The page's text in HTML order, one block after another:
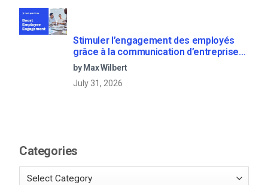
Stimuler l’engagement des employés
grâce à la communication d’entreprise
en direct
by Max Wilbert
July 31, 2026
Categories